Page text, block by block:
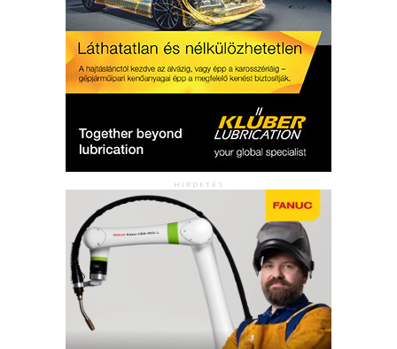
HIRDETÉS